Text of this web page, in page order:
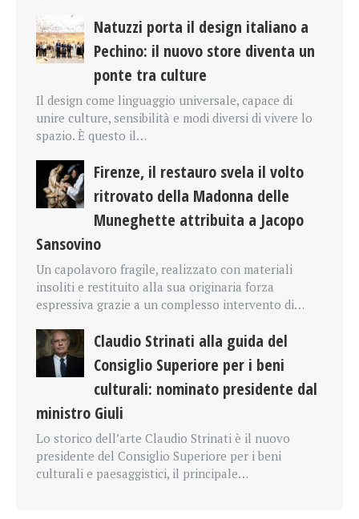
Natuzzi porta il design italiano a
Pechino: il nuovo store diventa un
ponte tra culture
Il design come linguaggio universale, capace di
unire culture, sensibilità e modi diversi di vivere lo
spazio. È questo il…
Firenze, il restauro svela il volto
ritrovato della Madonna delle
Muneghette attribuita a Jacopo
Sansovino
Un capolavoro fragile, realizzato con materiali
insoliti e restituito alla sua originaria forza
espressiva grazie a un complesso intervento di…
Claudio Strinati alla guida del
Consiglio Superiore per i beni
culturali: nominato presidente dal
ministro Giuli
Lo storico dell’arte Claudio Strinati è il nuovo
presidente del Consiglio Superiore per i beni
culturali e paesaggistici, il principale…